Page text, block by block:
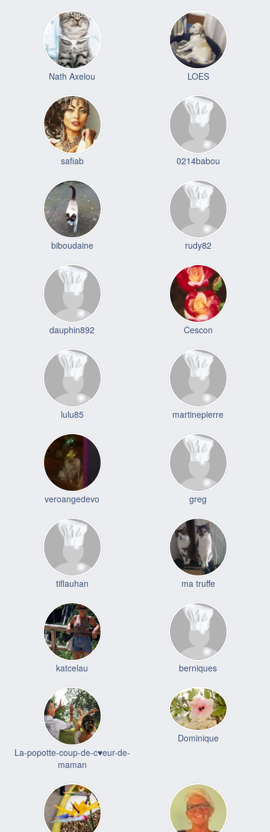
Nath Axelou LOES
safiab 0214babou
biboudaine rudy82
dauphin892 Cescon
lulu85 martinepierre
veroangedevo greg
tiflauhan ma truffe
katcelau berniques
La-popotte-coup-de-c♥eur-de-
maman
Dominique